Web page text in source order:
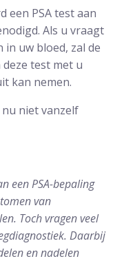
een PSA test aan
Als u vraagt
in uw bloed, zal de
test met u
kan nemen.
nu niet vanzelf
een PSA-bepaling
van
Toch vragen veel
Daarbij
en nadelen